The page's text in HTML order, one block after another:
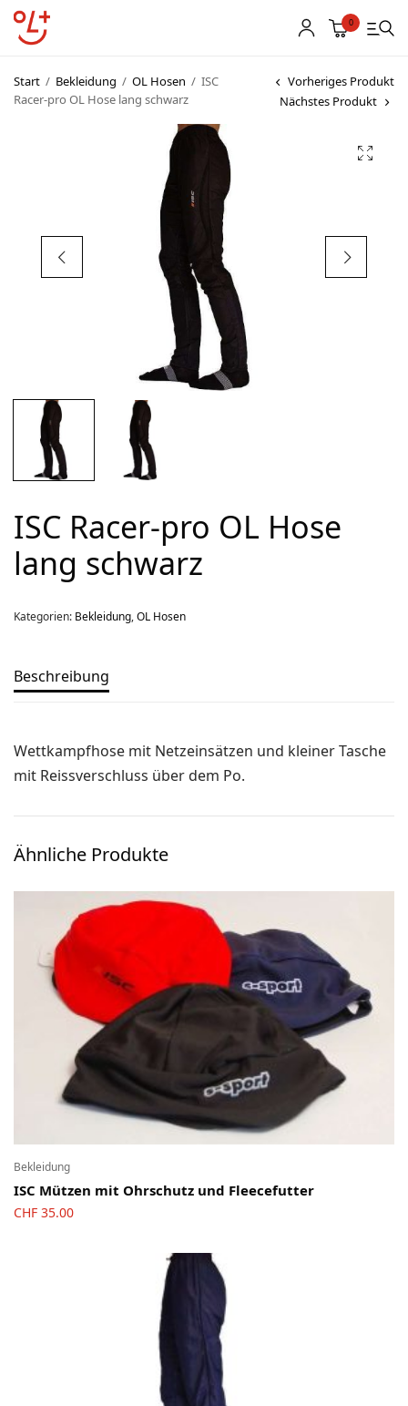
0
Start / Bekleidung / OL Hosen / ISC
Racer-pro OL Hose lang schwarz
Vorheriges Produkt
Nächstes Produkt
ISC Racer-pro OL Hose
lang schwarz
Kategorien: Bekleidung,OL Hosen
Beschreibung
Wettkampfhose mit Netzeinsätzen und kleiner Tasche
mit Reissverschluss über dem Po.
Ähnliche Produkte
Bekleidung
ISC Mützen mit Ohrschutz und Fleecefutter
CHF 35.00
Textildruck
OL Karten
Über uns
Team
Kontakt
Produkt-Kategorien
Aktion
Kartenaufnahme
Medizinische Artikel
OL-Ausrüstung
Schuhe
Ski-OL / Bike-OL
Uhren / Pulsmesser / GPS
Vereinsmaterial
Winterartikel